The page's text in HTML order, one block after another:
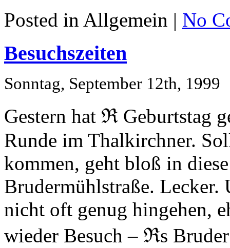
Posted in Allgemein | No
Besuchszeiten
Sonntag, September 12th, 1999
Gestern hat ℜ Geburtstag
Runde im Thalkirchner.
kommen, geht bloß in
Brudermühlstraße.
nicht oft genug hingehen,
wieder Besuch – ℜs